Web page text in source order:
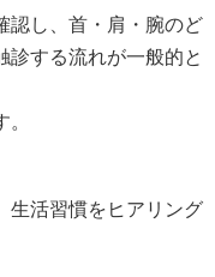
認し、首・肩・腕のど
診する流れが一般的と
生活習慣をヒアリング